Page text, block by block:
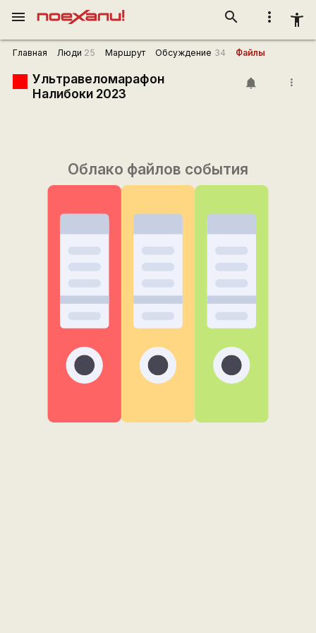
more_vert accessibility_new
search
menu
Главная Люди 25 Маршрут Обсуждение 34 Файлы
Ультравеломарафон
Налибоки 2023
more_vert
Облако файлов события